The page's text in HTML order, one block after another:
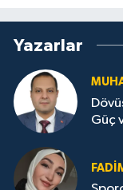
Yazarlar
Güç